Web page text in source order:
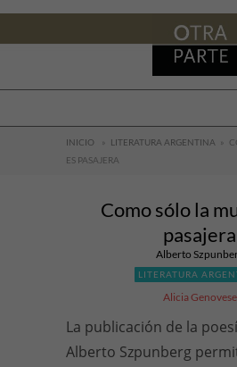
INICIO » LITERATURA ARGENTINA »
ES PASAJERA
Como sólo la
pasajera
Alberto
LITERATURA
Alicia Genovese
La publicación de la
Alberto Szpunberg